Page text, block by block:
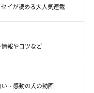
けられることもしばしば
存分ワッシャワッシャし
で、今年は念願の『キャン
イが読める大人気連載
報やコツなど
・感動の犬の動画